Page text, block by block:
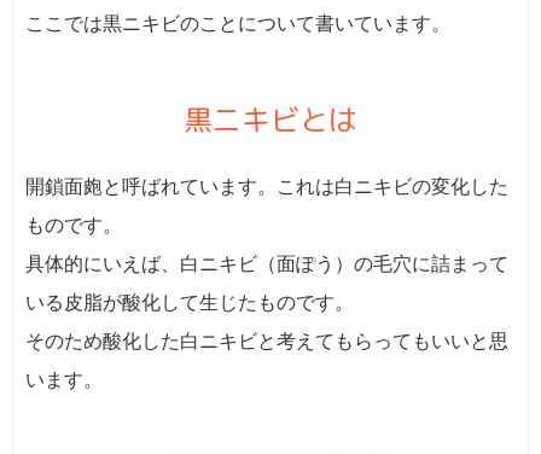
ここでは黒ニキビのことについて書いています。
黒ニキビとは
開鎖面皰と呼ばれています。これは白ニキビの変化した
ものです。
具体的にいえば、白ニキビ（面ぽう）の毛穴に詰まって
いる皮脂が酸化して生じたものです。
そのため酸化した白ニキビと考えてもらってもいいと思
います。